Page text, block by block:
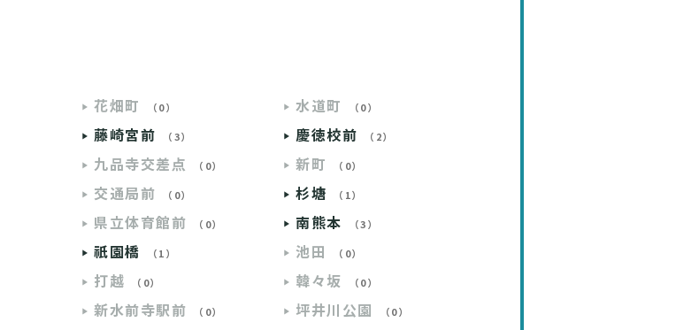
花畑町 （0） 水道町 （0）
藤崎宮前 （3） 慶徳校前 （2）
九品寺交差点 （0） 新町 （0）
交通局前 （0） 杉塘 （1）
県立体育館前 （0） 南熊本 （3）
祇園橋 （1） 池田 （0）
打越 （0） 韓々坂 （0）
新水前寺駅前 （0） 坪井川公園 （0）